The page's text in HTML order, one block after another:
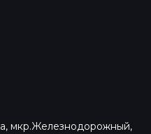
мкр.Железнодорожный,